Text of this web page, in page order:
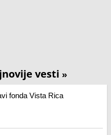
vesti »
fonda Vista Rica